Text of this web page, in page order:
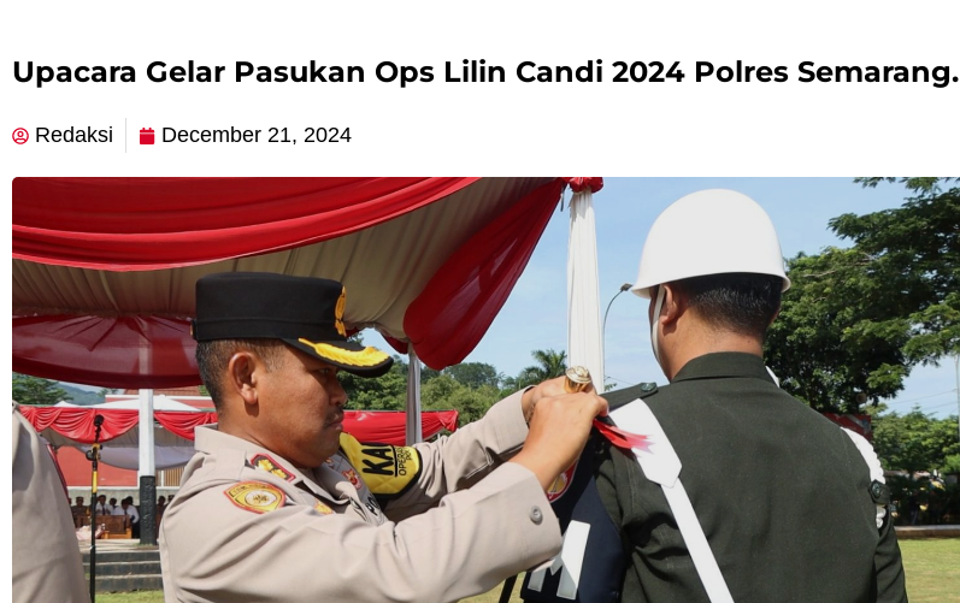
Upacara Gelar Pasukan Ops Lilin Candi 2024 Polres Semarang.
Redaksi December 21, 2024